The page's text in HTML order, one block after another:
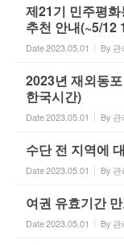
제21기 민주평
추천 안내(~5/12
Date2023.05.01 By
2023년 재외동
한국시간)
Date2023.05.01 By
수단 전 지역에
Date2023.05.01 By
여권 유효기간
Date2023.05.01 By